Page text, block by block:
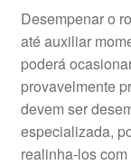
Desempenar o
até auxiliar
poderá
provavelmente
devem ser
especializada,
realinha-los